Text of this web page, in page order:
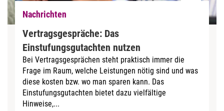
Nachrichten
Vertragsgespräche: Das
Einstufungsgutachten nutzen
Bei Vertragsgesprächen steht praktisch immer die
Frage im Raum, welche Leistungen nötig sind und was
diese kosten bzw. wo man sparen kann. Das
Einstufungsgutachten bietet dazu vielfältige
Hinweise,...